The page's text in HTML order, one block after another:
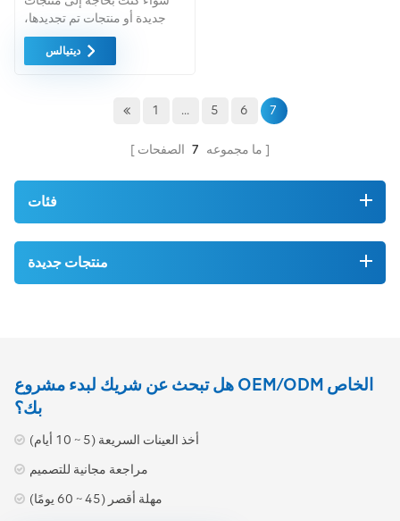
جديدة أو منتجات تم تجديدها،
فإن الضمان الشامل هو المعيار
القياسي. نحن نشتري فقط
ديتيالس
1 ... 5 6 7
ما مجموعه 7 الصفحات
فئات
منتجات جديدة
هل تبحث عن شريك لبدء مشروع OEM/ODM الخاص
بك؟
أخذ العينات السريعة (5 ~ 10 أيام)
مراجعة مجانية للتصميم
مهلة أقصر (45 ~ 60 يومًا)